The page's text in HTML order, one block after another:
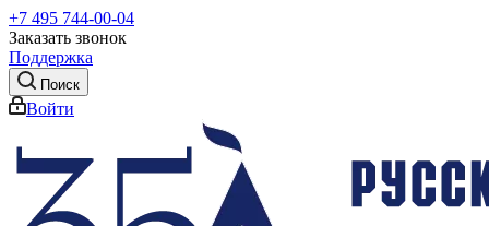
+7 495 744-00-04
Заказать звонок
Поддержка
Поиск
Войти